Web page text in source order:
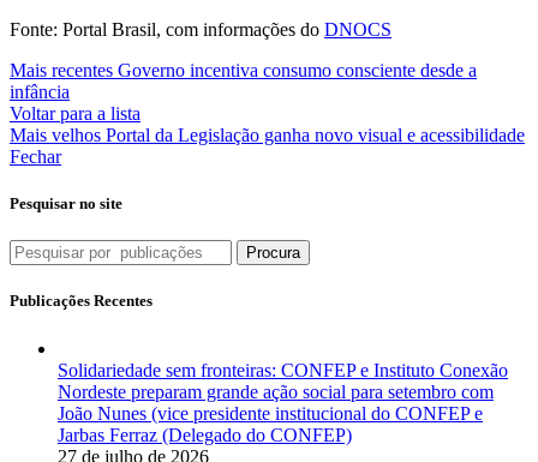
Fonte: Portal Brasil, com informações do DNOCS
Mais recentes Governo incentiva consumo consciente desde a
infância
Voltar para a lista
Mais velhos Portal da Legislação ganha novo visual e acessibilidade
Fechar
Pesquisar no site
Procura
Publicações Recentes
Solidariedade sem fronteiras: CONFEP e Instituto Conexão
Nordeste preparam grande ação social para setembro com
João Nunes (vice presidente institucional do CONFEP e
Jarbas Ferraz (Delegado do CONFEP)
27 de julho de 2026